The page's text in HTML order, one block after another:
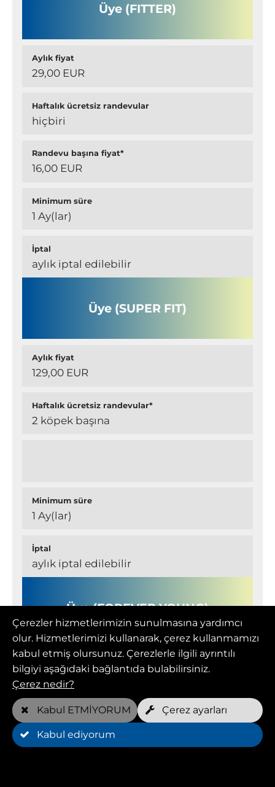
Üye (FITTER)
Aylık fiyat
29,00 EUR
Haftalık ücretsiz randevular
hiçbiri
Randevu başına fiyat*
16,00 EUR
Minimum süre
1 Ay(lar)
İptal
aylık iptal edilebilir
Üye (SUPER FIT)
Aylık fiyat
129,00 EUR
Haftalık ücretsiz randevular*
2 köpek başına
Minimum süre
1 Ay(lar)
İptal
aylık iptal edilebilir
Üye (FOREVER YOUNG)
Aylık fiyat
109,00 EUR
Haftalık ücretsiz randevular*
2 köpek başına
Çerezler hizmetlerimizin sunulmasına yardımcı
olur. Hizmetlerimizi kullanarak, çerez kullanmamızı
kabul etmiş olursunuz. Çerezlerle ilgili ayrıntılı
bilgiyi aşağıdaki bağlantıda bulabilirsiniz.
Çerez nedir?
Kabul ETMİYORUM Çerez ayarları
Kabul ediyorum